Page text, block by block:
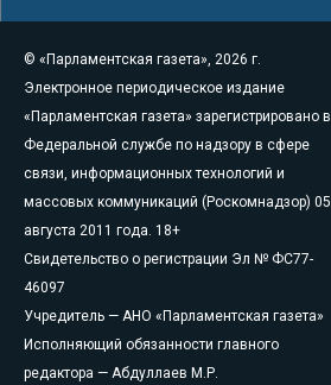
© «Парламентская газета», 2026 г.
Электронное периодическое издание
«Парламентская газета» зарегистрировано в
Федеральной службе по надзору в сфере
связи, информационных технологий и
массовых коммуникаций (Роскомнадзор) 05
августа 2011 года. 18+
Свидетельство о регистрации Эл № ФС77-
46097
Учредитель — АНО «Парламентская газета»
Исполняющий обязанности главного
редактора — Абдуллаев М.Р.